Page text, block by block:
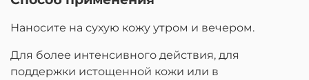
Наносите на сухую кожу утром и вечером.
Для более интенсивного действия, для
поддержки истощенной кожи или в